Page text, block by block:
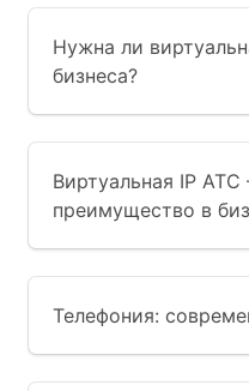
Нужна ли
бизнеса?
Виртуальная IP АТС
преимущество в
Телефония: